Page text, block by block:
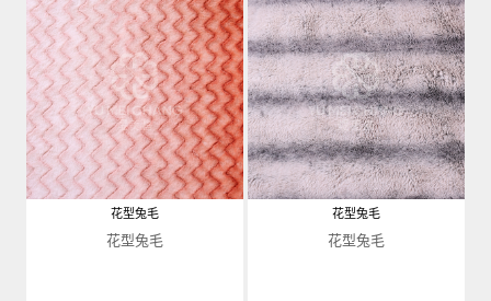
花型兔毛
花型兔毛
花型兔毛
花型兔毛